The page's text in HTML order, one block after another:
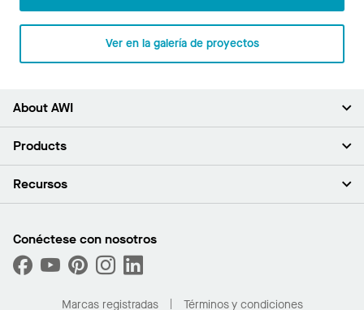
Ver en la galería de proyectos
About AWI
Acerca de nosotros
Sala de prensa
¿Cuáles son mis opciones de compra?
Products
Plafones
Capacidades personalizadas
Desempeño
Recursos
Buscar un distribuidor
Solicitar muestras
Compre en línea con Kanopi
Conéctese con nosotros
Marcas registradas Términos y condiciones